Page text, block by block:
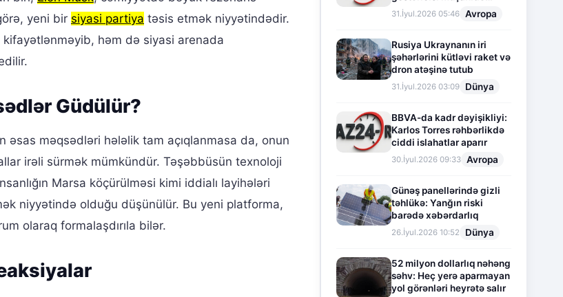
yeni bir siyasi partiya təsis etmək niyyətindədir.
həm də siyasi arenada
Güdülür?
əsas məqsədləri hələlik tam açıqlanmasa da, onun
irəli sürmək mümkündür. Təşəbbüsün texnoloji
Marsa köçürülməsi kimi iddialı layihələri
niyyətində olduğu düşünülür. Bu yeni platforma,
olaraq formalaşdırıla bilər.
olunur
31.İyul.2026 05:46 Avropa
Rusiya Ukraynanın iri
şəhərlərini kütləvi raket və
dron atəşinə tutub
31.İyul.2026 03:09 Dünya
BBVA-da kadr dəyişikliyi:
Karlos Torres rəhbərlikdə
ciddi islahatlar aparır
30.İyul.2026 09:33 Avropa
Günəş panellərində gizli
təhlükə: Yanğın riski
barədə xəbərdarlıq
26.İyul.2026 10:52 Dünya
52 milyon dollarlıq nəhəng
səhv: Heç yerə aparmayan
yol görənləri heyrətə salır